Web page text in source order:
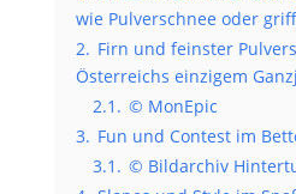
wie Pulverschnee oder
2. Firn und feinster
Österreichs einzigem
2.1. © MonEpic
3. Fun und Contest im
3.1. © Bildarchiv